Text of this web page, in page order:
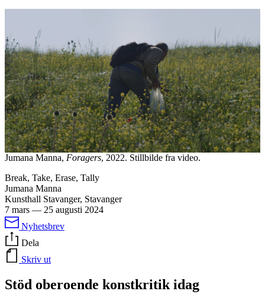
Jumana Manna, Foragers, 2022. Stillbilde fra video.
Break, Take, Erase, Tally
Jumana Manna
Kunsthall Stavanger, Stavanger
7 mars — 25 augusti 2024
Nyhetsbrev
Dela
Skriv ut
Stöd oberoende konstkritik idag